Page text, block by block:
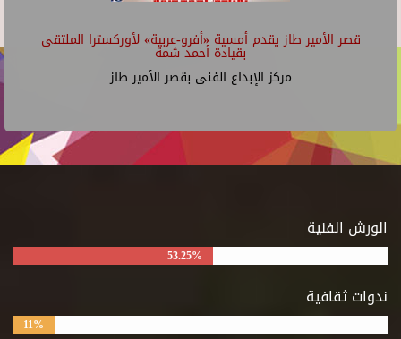
قصر الأمير طاز يقدم أمسية «أفرو-عربية» لأوركسترا الملتقى
بقيادة أحمد شمة
مركز الإبداع الفنى بقصر الأمير طاز
الورش الفنية
53.25%
ندوات ثقافية
11%